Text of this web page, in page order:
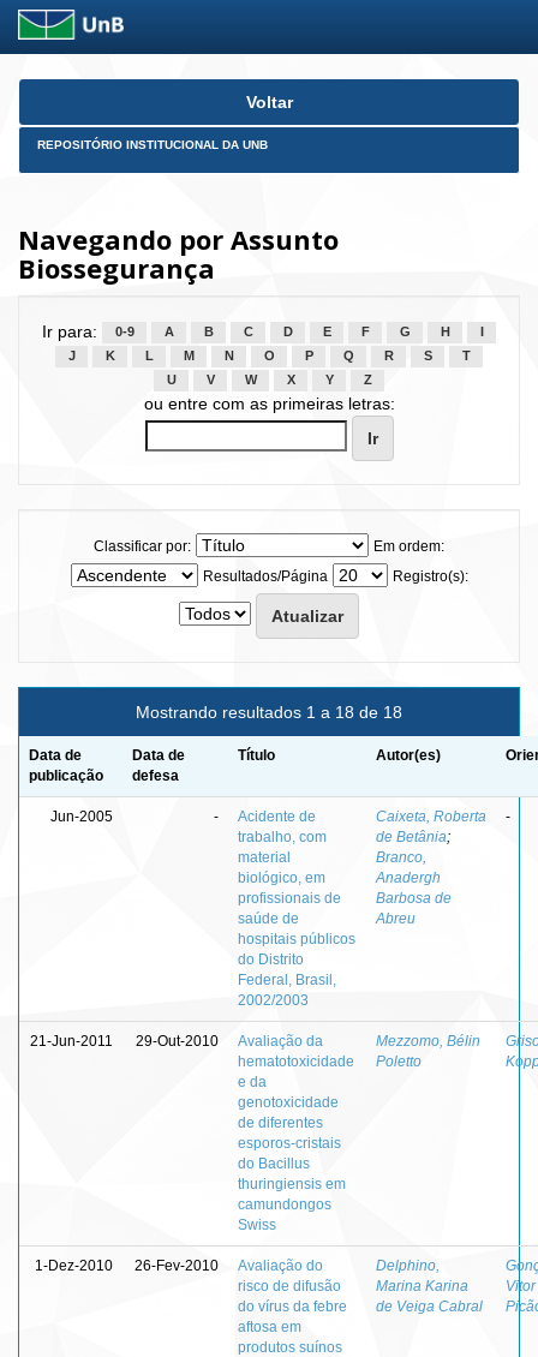
Skip
Voltar
REPOSITÓRIO INSTITUCIONAL DA UNB
Navegando por Assunto
Biossegurança
Ir para: 0-9 A B C D E F G H
J
K L M N O P Q R S
T
U
V W X Y Z
ou entre com as primeiras letras:
Classificar por:
Em ordem:
Resultados/Página
Registro(s):
Mostrando resultados 1 a 18 de 18
Data de
publicação
Data de
defesa
Título Autor(es)
Jun-2005 -
Acidente de
trabalho, com
material
biológico, em
profissionais de
saúde de
hospitais públicos
do Distrito
Federal, Brasil,
2002/2003
Caixeta, Roberta
de Betânia;
Branco,
Anadergh
Barbosa de
Abreu
-
21-Jun-2011 29-Out-2010
Avaliação da
hematotoxicidade
e da
genotoxicidade
de diferentes
esporos-cristais
do Bacillus
thuringiensis em
camundongos
Swiss
Mezzomo, Bélin
Poletto
1-Dez-2010 26-Fev-2010
Avaliação do
risco de difusão
do vírus da febre
aftosa em
produtos suínos
Delphino,
Marina Karina
de Veiga Cabral